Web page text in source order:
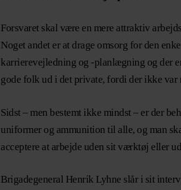
Forsvaret skal være en mere attraktiv
Noget andet er at drage omsorg for den
karrierevejledning og -planlægning og der
gode folk ud i det private, fordi der ikke
Sidst – men bestemt ikke mindst – er der
uniformer og ammunition til alle, og man
acceptere at arbejde uden sit værktøj eller
Brigadegeneral Henrik Lyhne slår i sit